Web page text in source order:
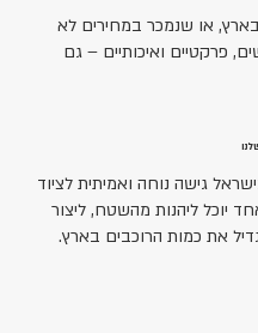
או שנמכר במחירים לא
פרקטיים ואיכותיים – גם
גישה נוחה ואמיתית לציוד
יוכל ליהנות מהשטח, ליצור
את כמות הרוכבים בארץ.